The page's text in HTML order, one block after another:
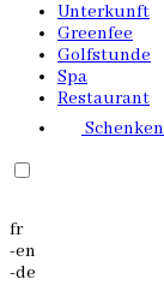
Unterkunft
Greenfee
Golfstunde
Spa
Restaurant
Schenken
fr
-en
-de